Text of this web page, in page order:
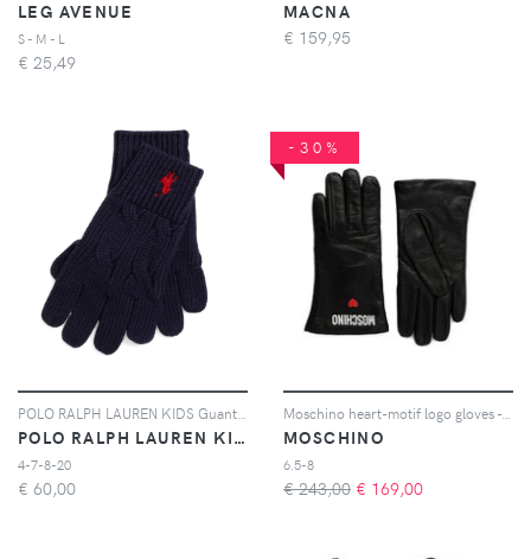
LEG AVENUE
S - M - L
€ 25,49
MACNA
€ 159,95
POLO RALPH LAUREN KIDS
4-7-8-20
€ 60,00
-30%
MOSCHINO
6.5-8
€ 243,00 € 169,00